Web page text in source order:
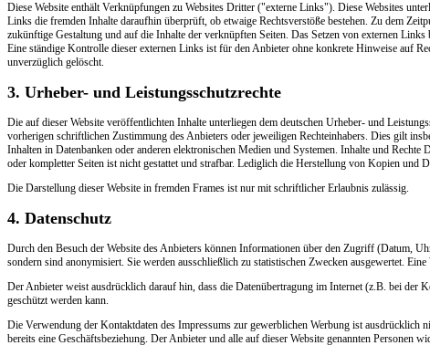
Diese Website enthält Verknüpfungen zu Websites Dritter ("externe Links"). Diese Websites
Links die fremden Inhalte daraufhin überprüft, ob etwaige Rechtsverstöße bestehen. Zu dem
zukünftige Gestaltung und auf die Inhalte der verknüpften Seiten. Das Setzen von externen
Eine ständige Kontrolle dieser externen Links ist für den Anbieter ohne konkrete Hinweise auf
unverzüglich gelöscht.
3. Urheber- und Leistungsschutzrechte
Die auf dieser Website veröffentlichten Inhalte unterliegen dem deutschen Urheber- und
vorherigen schriftlichen Zustimmung des Anbieters oder jeweiligen Rechteinhabers. Dies gilt
Inhalten in Datenbanken oder anderen elektronischen Medien und Systemen. Inhalte und
oder kompletter Seiten ist nicht gestattet und strafbar. Lediglich die Herstellung von Kopien
Die Darstellung dieser Website in fremden Frames ist nur mit schriftlicher Erlaubnis zulässig.
4. Datenschutz
Durch den Besuch der Website des Anbieters können Informationen über den Zugriff (Datum,
sondern sind anonymisiert. Sie werden ausschließlich zu statistischen Zwecken ausgewertet.
Der Anbieter weist ausdrücklich darauf hin, dass die Datenübertragung im Internet (z.B. bei
geschützt werden kann.
Die Verwendung der Kontaktdaten des Impressums zur gewerblichen Werbung ist
bereits eine Geschäftsbeziehung. Der Anbieter und alle auf dieser Website genannten Personen